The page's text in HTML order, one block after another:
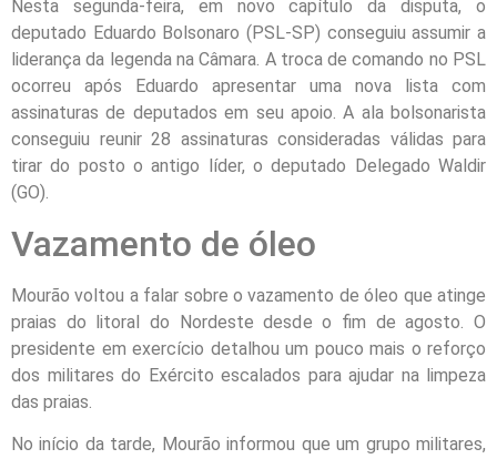
Nesta segunda-feira, em novo capítulo da disputa, o
deputado Eduardo Bolsonaro (PSL-SP) conseguiu assumir a
liderança da legenda na Câmara. A troca de comando no PSL
ocorreu após Eduardo apresentar uma nova lista com
assinaturas de deputados em seu apoio. A ala bolsonarista
conseguiu reunir 28 assinaturas consideradas válidas para
tirar do posto o antigo líder, o deputado Delegado Waldir
(GO).
Vazamento de óleo
Mourão voltou a falar sobre o vazamento de óleo que atinge
praias do litoral do Nordeste desde o fim de agosto. O
presidente em exercício detalhou um pouco mais o reforço
dos militares do Exército escalados para ajudar na limpeza
das praias.
No início da tarde, Mourão informou que um grupo militares,